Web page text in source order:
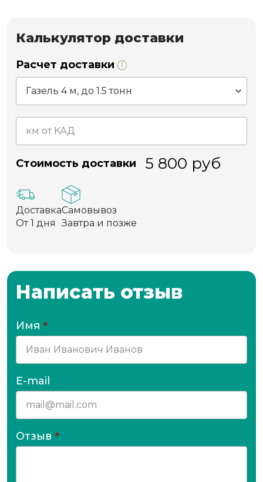
Калькулятор доставки
Расчет доставки
Стоимость доставки 5 800 руб
Доставка
От 1 дня
Самовывоз
Завтра и позже
Написать отзыв
Имя *
E-mail
Отзыв *